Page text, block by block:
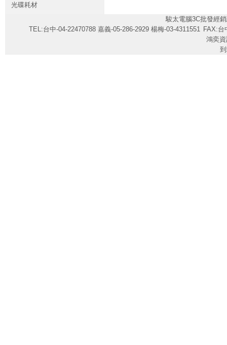
光碟耗材
駿太電腦3C批發經
TEL:台中-04-22470788 嘉義-05-286-2929 楊梅-03-4311551 FAX:台
鴻奕